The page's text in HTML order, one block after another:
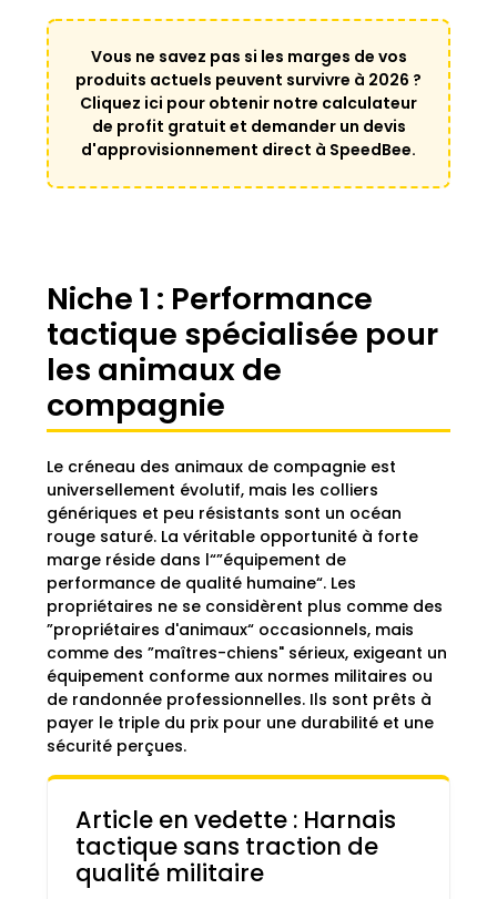
Vous ne savez pas si les marges de vos
produits actuels peuvent survivre à 2026 ?
Cliquez ici pour obtenir notre calculateur
de profit gratuit et demander un devis
d'approvisionnement direct à SpeedBee.
Niche 1 : Performance
tactique spécialisée pour
les animaux de
compagnie
Le créneau des animaux de compagnie est
universellement évolutif, mais les colliers
génériques et peu résistants sont un océan
rouge saturé. La véritable opportunité à forte
marge réside dans l“”équipement de
performance de qualité humaine“. Les
propriétaires ne se considèrent plus comme des
”propriétaires d'animaux“ occasionnels, mais
comme des ”maîtres-chiens" sérieux, exigeant un
équipement conforme aux normes militaires ou
de randonnée professionnelles. Ils sont prêts à
payer le triple du prix pour une durabilité et une
sécurité perçues.
Article en vedette : Harnais
tactique sans traction de
qualité militaire